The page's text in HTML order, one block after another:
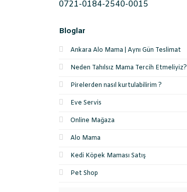
0721-0184-2540-0015
Bloglar
Ankara Alo Mama | Aynı Gün Teslimat
Neden Tahılsız Mama Tercih Etmeliyiz?
Pirelerden nasıl kurtulabilirim ?
Eve Servis
Online Mağaza
Alo Mama
Kedi Köpek Maması Satış
Pet Shop